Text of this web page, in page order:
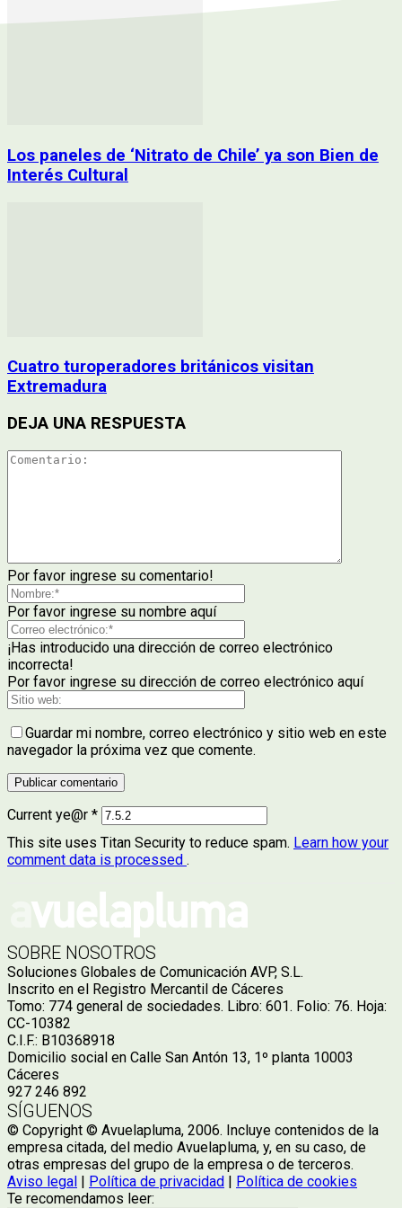
Los paneles de ‘Nitrato de Chile’ ya son Bien de
Interés Cultural
Cuatro turoperadores británicos visitan
Extremadura
DEJA UNA RESPUESTA
Por favor ingrese su comentario!
Por favor ingrese su nombre aquí
¡Has introducido una dirección de correo electrónico
incorrecta!
Por favor ingrese su dirección de correo electrónico aquí
Guardar mi nombre, correo electrónico y sitio web en este
navegador la próxima vez que comente.
Current ye@r *
This site uses Titan Security to reduce spam. Learn how your
comment data is processed .
SOBRE NOSOTROS
Soluciones Globales de Comunicación AVP, S.L.
Inscrito en el Registro Mercantil de Cáceres
Tomo: 774 general de sociedades. Libro: 601. Folio: 76. Hoja:
CC-10382
C.I.F.: B10368918
Domicilio social en Calle San Antón 13, 1º planta 10003
Cáceres
927 246 892
SÍGUENOS
© Copyright © Avuelapluma, 2006. Incluye contenidos de la
empresa citada, del medio Avuelapluma, y, en su caso, de
otras empresas del grupo de la empresa o de terceros.
Aviso legal | Política de privacidad | Política de cookies
Te recomendamos leer: